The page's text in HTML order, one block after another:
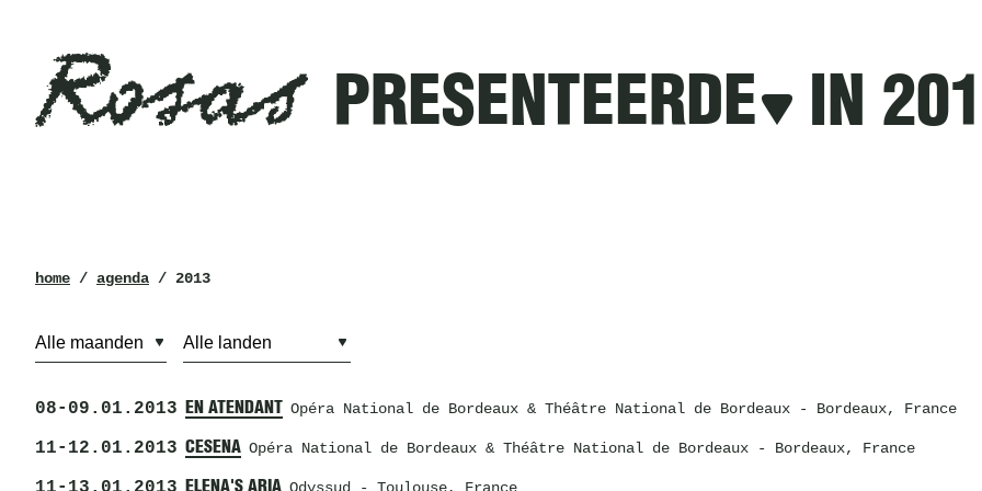
Rosas
presenteerde
in
2013
Filters
PRESENTEERDE IN
kruimelpad
home / agenda / 2013
08- 09.01.2013 EN ATENDANT Opéra National de Bordeaux & Théâtre National de Bordeaux - Bordeaux, France
11- 12.01.2013 CESENA Opéra National de Bordeaux & Théâtre National de Bordeaux - Bordeaux, France
ELENA'S ARIA Odyssud - Toulouse, France